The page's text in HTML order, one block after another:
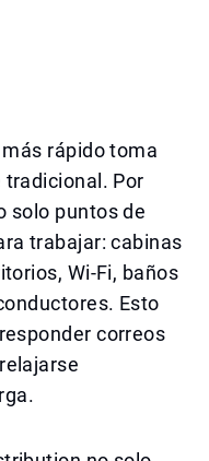
rápido toma
Por
solo puntos de
trabajar: cabinas
Wi-Fi, baños
Esto
correos